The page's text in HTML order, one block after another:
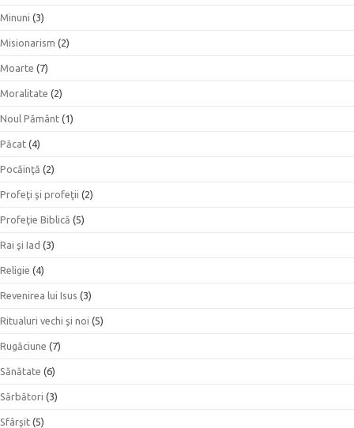
Minuni (3)
Misionarism (2)
Moarte (7)
Moralitate (2)
Noul Pământ (1)
Păcat (4)
Pocăinţă (2)
Profeţi şi profeţii (2)
Profeţie Biblică (5)
Rai şi Iad (3)
Religie (4)
Revenirea lui Isus (3)
Ritualuri vechi şi noi (5)
Rugăciune (7)
Sănătate (6)
Sărbători (3)
Sfârşit (5)